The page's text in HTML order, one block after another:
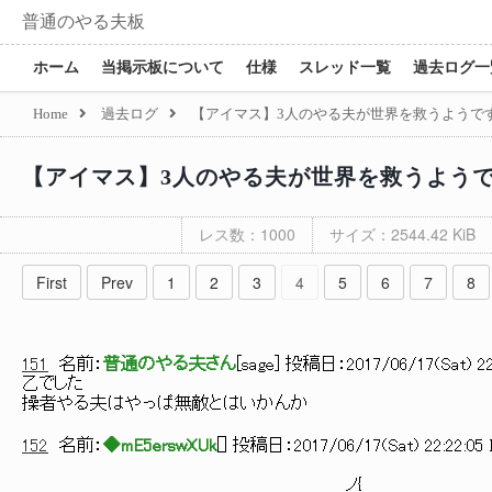
普通のやる夫板
ホーム 当掲示板について 仕様 スレッド一覧 過去ログ
Home 過去ログ 【アイマス】3人のやる夫が世界を救うようで
【アイマス】3人のやる夫が世界を救うよう
レス数：1000 サイズ：2544.42 KiB
First Prev 1 2 3 4 5 6 7 8
151 名前： 普通のやる夫さん sage ] 投稿日： 2017/06/17(Sat)
乙でした
操者やる夫はやっぱ無敵とはいかんか
152 名前： ◆mE5erswXUk[ ] 投稿日： 2017/06/17(Sat) 22:22:05
___ノ{